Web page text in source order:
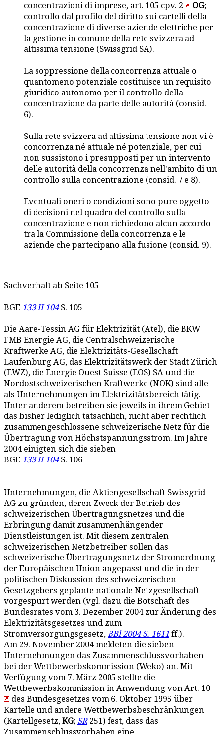
concentrazioni di imprese, art. 105 cpv. 2
OG;
controllo dal profilo del diritto sui cartelli della
concentrazione di diverse aziende elettriche per
la gestione in comune della rete svizzera ad
altissima tensione (Swissgrid SA).
La soppressione della concorrenza attuale o
quantomeno potenziale costituisce un requisito
giuridico autonomo per il controllo della
concentrazione da parte delle autorità (consid.
6).
Sulla rete svizzera ad altissima tensione non vi è
concorrenza né attuale né potenziale, per cui
non sussistono i presupposti per un intervento
delle autorità della concorrenza nell'ambito di un
controllo sulla concentrazione (consid. 7 e 8).
Eventuali oneri o condizioni sono pure oggetto
di decisioni nel quadro del controllo sulla
concentrazione e non richiedono alcun accordo
tra la Commissione della concorrenza e le
aziende che partecipano alla fusione (consid. 9).
Sachverhalt ab Seite 105
BGE 133 II 104S. 105
Die Aare-Tessin AG für Elektrizität (Atel), die BKW
FMB Energie AG, die Centralschweizerische
Kraftwerke AG, die Elektrizitäts-Gesellschaft
Laufenburg AG, das Elektrizitätswerk der Stadt Zürich
(EWZ), die Energie Ouest Suisse (EOS) SA und die
Nordostschweizerischen Kraftwerke (NOK) sind alle
als Unternehmungen im Elektrizitätsbereich tätig.
Unter anderem betreiben sie jeweils in ihrem Gebiet
das bisher lediglich tatsächlich, nicht aber rechtlich
zusammengeschlossene schweizerische Netz für die
Übertragung von Höchstspannungsstrom. Im Jahre
2004 einigten sich die sieben
BGE 133 II 104S. 106
Unternehmungen, die Aktiengesellschaft Swissgrid
AG zu gründen, deren Zweck der Betrieb des
schweizerischen Übertragungsnetzes und die
Erbringung damit zusammenhängender
Dienstleistungen ist. Mit diesem zentralen
schweizerischen Netzbetreiber sollen das
schweizerische Übertragungsnetz der Stromordnung
der Europäischen Union angepasst und die in der
politischen Diskussion des schweizerischen
Gesetzgebers geplante nationale Netzgesellschaft
vorgespurt werden (vgl. dazu die Botschaft des
Bundesrates vom 3. Dezember 2004 zur Änderung des
Elektrizitätsgesetzes und zum
Stromversorgungsgesetz, BBl 2004 S. 1611 ff.).
Am 29. November 2004 meldeten die sieben
Unternehmungen das Zusammenschlussvorhaben
bei der Wettbewerbskommission (Weko) an. Mit
Verfügung vom 7. März 2005 stellte die
Wettbewerbskommission in Anwendung von Art. 10
des Bundesgesetzes vom 6. Oktober 1995 über
Kartelle und andere Wettbewerbsbeschränkungen
(Kartellgesetz, KG; SR251) fest, dass das
Zusammenschlussvorhaben eine